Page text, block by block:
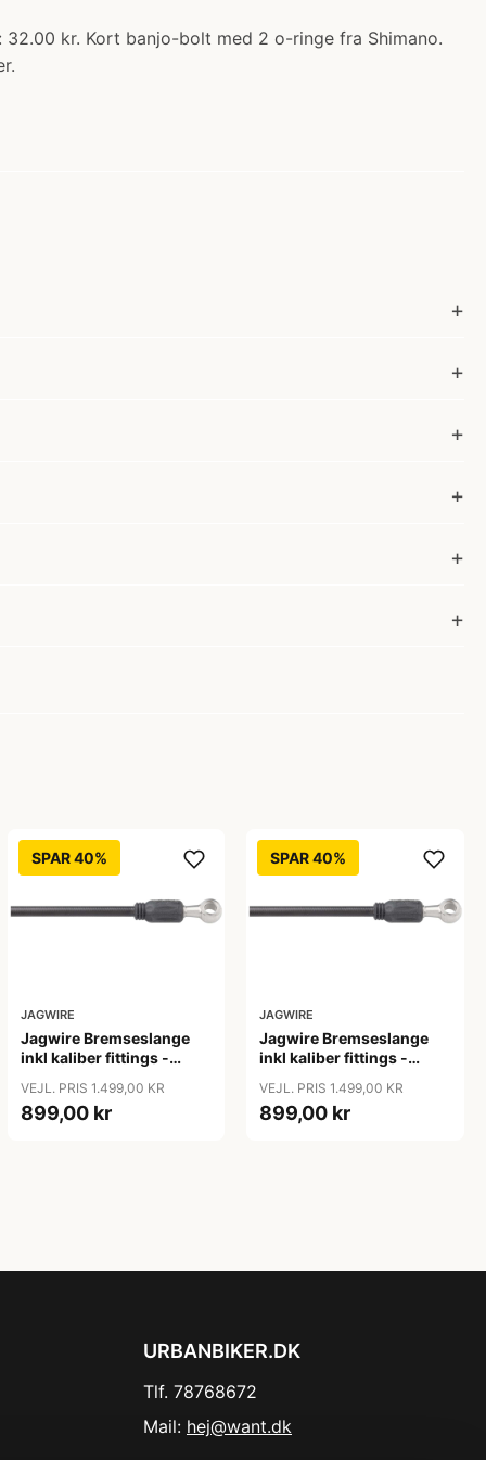
kr. Kort banjo-bolt med 2 o-ringe fra Shimano.
SPAR 40%
JAGWIRE
Jagwire Bremseslange
inkl kaliber fittings -
VEJL. PRIS 1.499,00 KR
899,00 kr
SPAR 40%
JAGWIRE
Jagwire Bremseslange
inkl kaliber fittings -
VEJL. PRIS 1.499,00 KR
899,00 kr
URBANBIKER.DK
Tlf. 78768672
Mail: hej@want.dk